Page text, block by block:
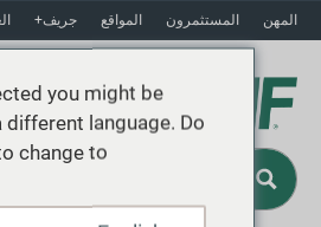
المهن المستثمرون المواقع جريف+
you might be
different language. Do
change to: